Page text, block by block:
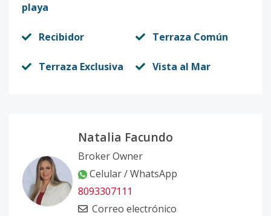
playa
Recibidor Terraza Común
Terraza Exclusiva Vista al Mar
Natalia Facundo
Broker Owner
Celular / WhatsApp
8093307111
Correo electrónico